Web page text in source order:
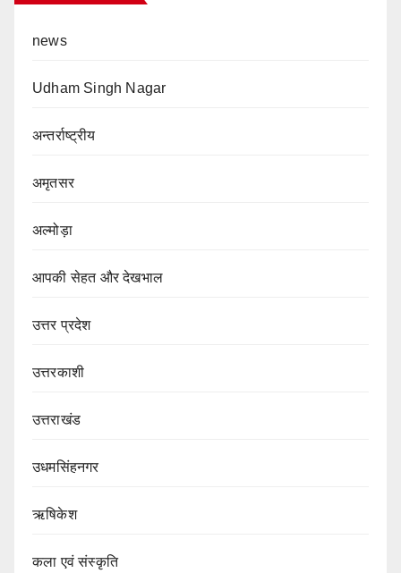
news
Udham Singh Nagar
अन्तर्राष्ट्रीय
अमृतसर
अल्मोड़ा
आपकी सेहत और देखभाल
उत्तर प्रदेश
उत्तरकाशी
उत्तराखंड
उधमसिंहनगर
ऋषिकेश
कला एवं संस्कृति